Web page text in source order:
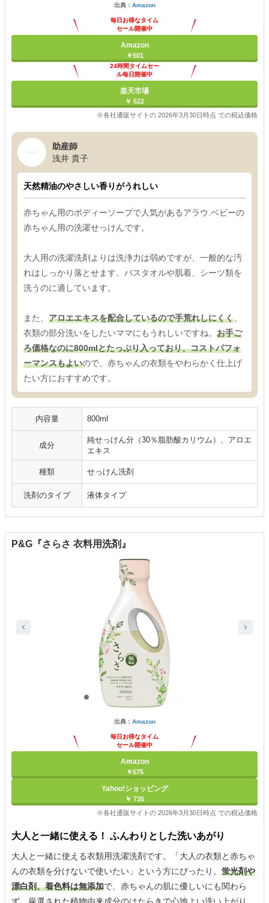
出典： Amazon
毎日お得なタイム
セール開催中
Amazon
￥501
24時間タイムセー
ル毎日開催中
楽天市場
￥ 522
※各社通販サイトの 2026年3月30日時点 での税込価格
助産師
浅井 貴子
天然精油のやさしい香りがうれしい
赤ちゃん用のボディーソープで人気があるアラウ.ベビーの
赤ちゃん用の洗濯せっけんです。
大人用の洗濯洗剤よりは洗浄力は弱めですが、一般的な汚
れはしっかり落とせます。バスタオルや肌着、シーツ類を
洗うのに適しています。
また、 アロエエキスを配合しているので手荒れしにくく
衣類の部分洗いをしたいママにもうれしいですね。 お手ご
ろ価格なのに800mlとたっぷり入っており、コストパフォ
ーマンスもよいので、赤ちゃんの衣類をやわらかく仕上げ
たい方におすすめです。
内容量 800ml
成分
純せっけん分（30％脂肪酸カリウム）、アロエ
エキス
種類 せっけん洗剤
洗剤のタイプ 液体タイプ
P&G『さらさ 衣料用洗剤』
出典： Amazon
毎日お得なタイム
セール開催中
Amazon
￥575
Yahoo!ショッピング
￥ 735
※各社通販サイトの 2026年3月30日時点 での税込価格
大人と一緒に使える！ ふんわりとした洗いあがり
大人と一緒に使える衣類用洗濯洗剤です。「大人の衣類と赤ちゃ
んの衣類を分けないで使いたい」という方にぴったり。 蛍光剤や
漂白剤、着色料は無添加で、赤ちゃんの肌に優しいにも関わら
ず、厳選された植物由来成分のはたらきで心地よい洗い上がり